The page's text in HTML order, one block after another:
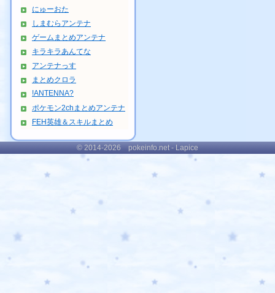
にゅーおた
しまむらアンテナ
ゲームまとめアンテナ
キラキラあんてな
アンテナっす
まとめクロラ
!ANTENNA?
ポケモン2chまとめアンテナ
FEH英雄＆スキルまとめ
© 2014-2026 pokeinfo.net - Lapice